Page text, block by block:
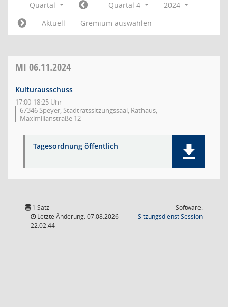
Quartal Quartal 4
2024
Aktuell
Gremium auswählen
MI 06.11.2024
Kulturausschuss
17:00-18:25 Uhr
67346 Speyer, Stadtratssitzungssaal, Rathaus,
Maximilianstraße 12
Tagesordnung öffentlich
1 Satz
Letzte Änderung: 07.08.2026
22:02:44
Software:
SitzungsdienstSession(Wird in